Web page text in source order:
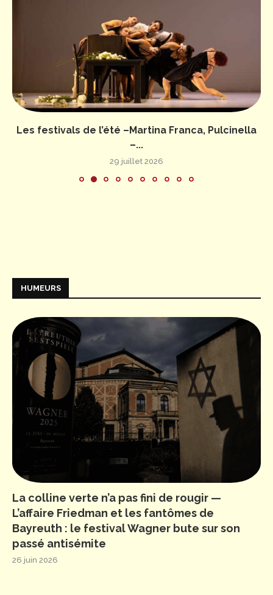
Les festivals de l’été –Martina Franca, Pulcinella
–...
29 juillet 2026
HUMEURS
La colline verte n’a pas fini de rougir —
L’affaire Friedman et les fantômes de
Bayreuth : le festival Wagner bute sur son
passé antisémite
26 juin 2026